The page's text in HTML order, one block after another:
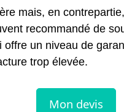
mais, en
recommandé de
offre un niveau de
trop élevée.